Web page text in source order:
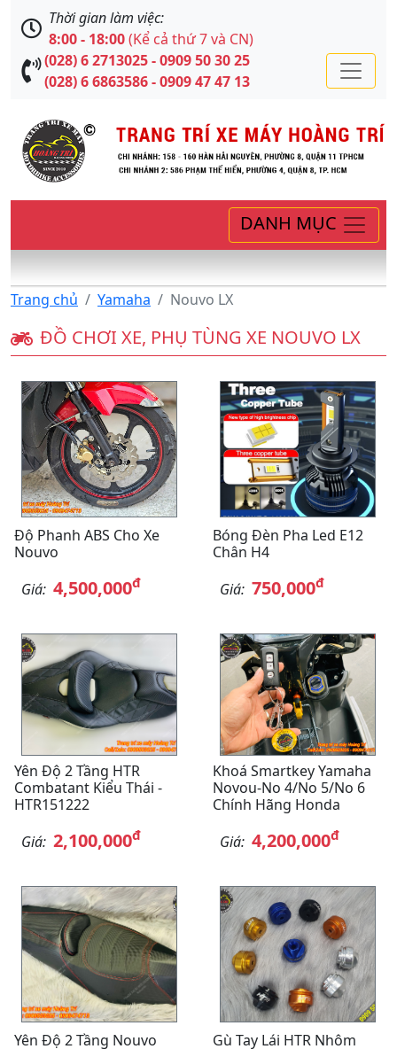
Thời gian làm việc:
8:00 - 18:00(Kể cả thứ 7 và CN)
(028) 6 2713025 - 0909 50 30 25
(028) 6 6863586 - 0909 47 47 13
DANH MỤC
Trang chủ Yamaha Nouvo LX
ĐỒ CHƠI XE, PHỤ TÙNG XE NOUVO LX
Độ Phanh ABS Cho Xe
Nouvo
Giá: 4,500,000đ
Bóng Đèn Pha Led E12
Chân H4
Giá: 750,000đ
Yên Độ 2 Tầng HTR
Combatant Kiểu Thái -
HTR151222
Giá: 2,100,000đ
Khoá Smartkey Yamaha
Novou-No 4/No 5/No 6
Chính Hãng Honda
Giá: 4,200,000đ
Yên Độ 2 Tầng Nouvo
Gù Tay Lái HTR Nhôm